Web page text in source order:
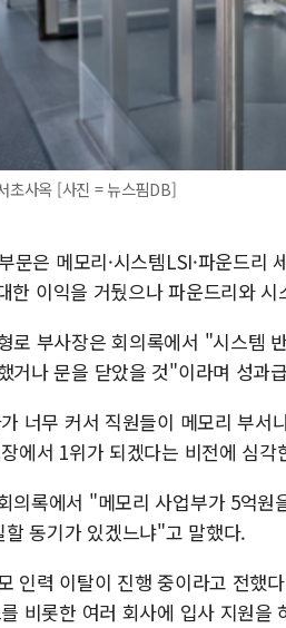
초사옥 [사진 = 뉴스핌DB]
문은 메모리·시스템LSI·파운드리
한 이익을 거뒀으나 파운드리와
로 부사장은 회의록에서 "시스템
거나 문을 닫았을 것"이라며 성과
너무 커서 직원들이 메모리 부서
에서 1위가 되겠다는 비전에 심
의록에서 "메모리 사업부가 5억
동기가 있겠느냐"고 말했다.
인력 이탈이 진행 중이라고 전했
비롯한 여러 회사에 입사 지원을